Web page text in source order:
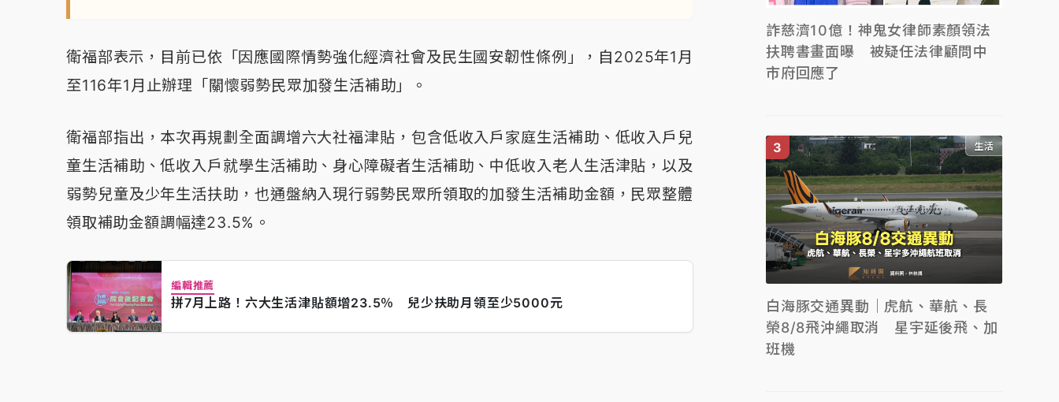
衛福部表示，目前已依「因應國際情勢強化經濟社會及民生國安韌性條例」，自2025年1月
至116年1月止辦理「關懷弱勢民眾加發生活補助」。
衛福部指出，本次再規劃全面調增六大社福津貼，包含低收入戶家庭生活補助、低收入戶兒
童生活補助、低收入戶就學生活補助、身心障礙者生活補助、中低收入老人生活津貼，以及
弱勢兒童及少年生活扶助，也通盤納入現行弱勢民眾所領取的加發生活補助金額，民眾整體
領取補助金額調幅達23.5%。
編輯推薦
拼7月上路！六大生活津貼額增23.5％ 兒少扶助月領至少5000元
詐慈濟10億！神鬼女律師素顏領法
扶聘書畫面曝 被疑任法律顧問中
市府回應了
生活
白海豚交通異動｜虎航、華航、長
榮8/8飛沖繩取消 星宇延後飛、加
班機